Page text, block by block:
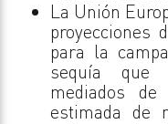
La Unión
proyecciones
para la
sequía que
mediados
estimada de